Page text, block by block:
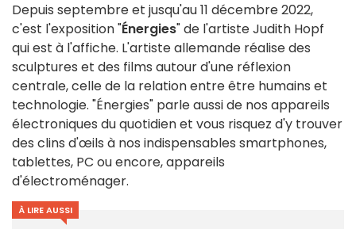
Depuis septembre et jusqu'au 11 décembre 2022,
c'est l'exposition "Énergies" de l'artiste Judith Hopf
qui est à l'affiche. L'artiste allemande réalise des
sculptures et des films autour d'une réflexion
centrale, celle de la relation entre être humains et
technologie. "Énergies" parle aussi de nos appareils
électroniques du quotidien et vous risquez d'y trouver
des clins d'œils à nos indispensables smartphones,
tablettes, PC ou encore, appareils
d'électroménager.
À LIRE AUSSI